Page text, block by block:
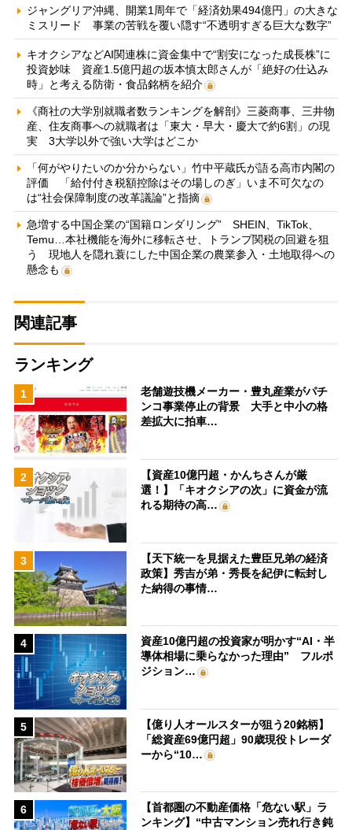
ジャングリア沖縄、開業1周年で「経済効果494億円」の大きな
ミスリード 事業の苦戦を覆い隠す“不透明すぎる巨大な数字”
キオクシアなどAI関連株に資金集中で“割安になった成長株”に
投資妙味 資産1.5億円超の坂本慎太郎さんが「絶好の仕込み
時」と考える防衛・食品銘柄を紹介
《商社の大学別就職者数ランキングを解剖》三菱商事、三井物
産、住友商事への就職者は「東大・早大・慶大で約6割」の現
実 3大学以外で強い大学はどこか
「何がやりたいのか分からない」竹中平蔵氏が語る高市内閣の
評価 「給付付き税額控除はその場しのぎ」いま不可欠なの
は“社会保障制度の改革議論”と指摘
急増する中国企業の“国籍ロンダリング” SHEIN、TikTok、
Temu…本社機能を海外に移転させ、トランプ関税の回避を狙
う 現地人を隠れ蓑にした中国企業の農業参入・土地取得への
懸念も
関連記事
ランキング
1
老舗遊技機メーカー・豊丸産業がパチ
ンコ事業停止の背景 大手と中小の格
差拡大に拍車…
2
【資産10億円超・かんちさんが厳
選！】「キオクシアの次」に資金が流
れる期待の高…
3
【天下統一を見据えた豊臣兄弟の経済
政策】秀吉が弟・秀長を紀伊に転封し
た納得の事情…
4
資産10億円超の投資家が明かす“AI・半
導体相場に乗らなかった理由” フルポ
ジション…
5
【億り人オールスターが狙う20銘柄】
「総資産69億円超」90歳現役トレーダ
ーから“10…
6
【首都圏の不動産価格「危ない駅」ラ
ンキング】“中古マンション売れ行き鈍